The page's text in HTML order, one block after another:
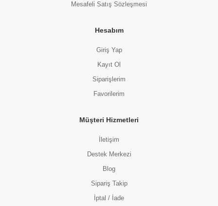
Mesafeli Satış Sözleşmesi
Hesabım
Giriş Yap
Kayıt Ol
Siparişlerim
Favorilerim
Müşteri Hizmetleri
İletişim
Destek Merkezi
Blog
Sipariş Takip
İptal / İade